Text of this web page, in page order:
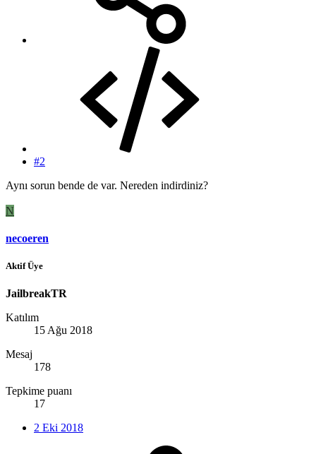
#2
Aynı sorun bende de var. Nereden indirdiniz?
N
necoeren
Aktif Üye
JailbreakTR
Katılım
15 Ağu 2018
Mesaj
178
Tepkime puanı
17
2 Eki 2018